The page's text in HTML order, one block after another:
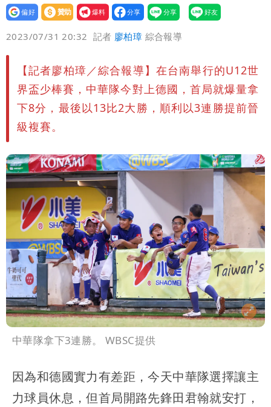
程
白海豚颱風來了！8地大雨特報 24小時
恐下500毫米
白海豚接近「北台灣大雨特報」 氣象
署：本島陸警機率低
白海豚降雨注意！10縣市豪雨特報 今
晚至明下午受影響
設為
贊助
我要
爆料
2023/07/31 20:32 記者 廖柏璋 綜合報導
【記者廖柏璋／綜合報導】在台南舉行的U12世
界盃少棒賽，中華隊今對上德國，首局就爆量拿
下8分，最後以13比2大勝，順利以3連勝提前晉
級複賽。
中華隊拿下3連勝。 WBSC提供
因為和德國實力有差距，今天中華隊選擇讓主
力球員休息，但首局開路先鋒田君翰就安打，